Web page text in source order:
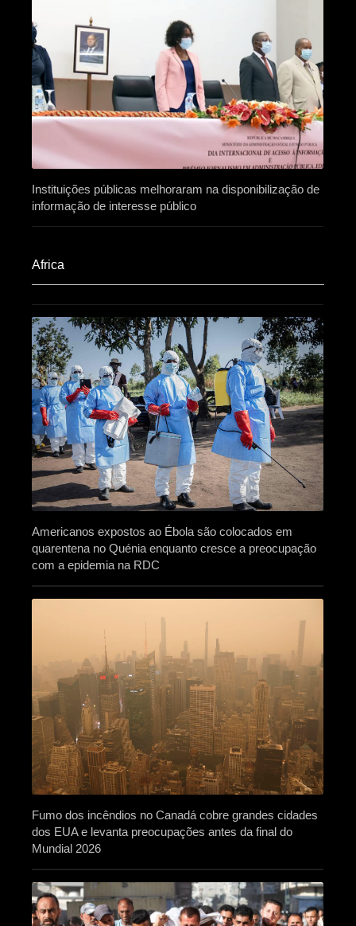
Instituições públicas melhoraram na disponibilização de
informação de interesse público
Africa​
Americanos expostos ao Ébola são colocados em
quarentena no Quénia enquanto cresce a preocupação
com a epidemia na RDC
Fumo dos incêndios no Canadá cobre grandes cidades
dos EUA e levanta preocupações antes da final do
Mundial 2026